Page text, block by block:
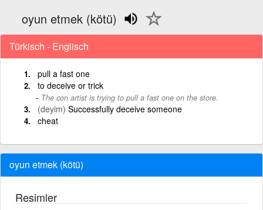
oyun etmek (kötü)
Türkisch - Englisch
pull a fast one
to deceive or trick
The con artist is trying to pull a fast one on the store.
(deyim) Successfully deceive someone
cheat
oyun etmek (kötü)
Resimler